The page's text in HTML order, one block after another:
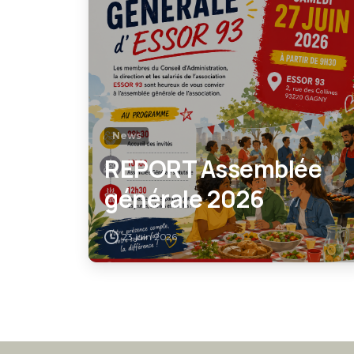
News
REPORT Assemblée
générale 2026
23 juin 2026